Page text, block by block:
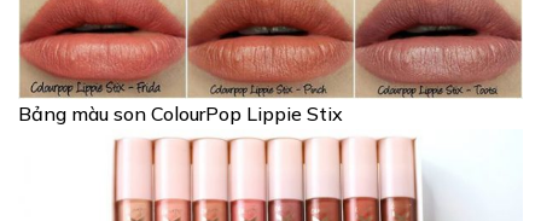
Bảng màu son ColourPop Lippie Stix